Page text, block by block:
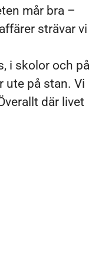
mår bra –
strävar vi
i skolor och på
ute på stan. Vi
där livet